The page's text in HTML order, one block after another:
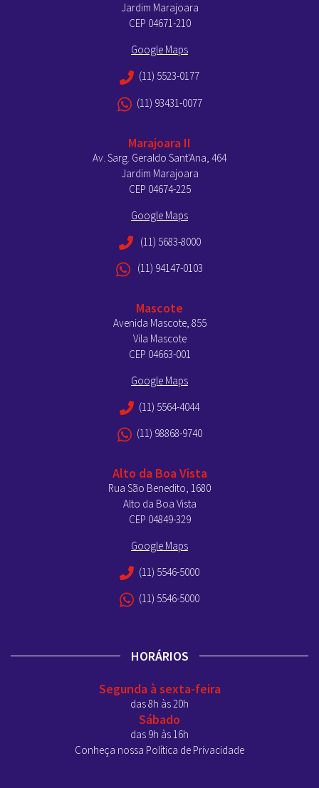
Jardim Marajoara
CEP 04671-210
Google Maps
(11) 5523-0177
(11) 93431-0077
Marajoara II
Av. Sarg. Geraldo Sant'Ana, 464
Jardim Marajoara
CEP 04674-225
Google Maps
(11) 5683-8000
(11) 94147-0103
Mascote
Avenida Mascote, 855
Vila Mascote
CEP 04663-001
Google Maps
(11) 5564-4044
(11) 98868-9740
Alto da Boa Vista
Rua São Benedito, 1680
Alto da Boa Vista
CEP 04849-329
Google Maps
(11) 5546-5000
(11) 5546-5000
HORÁRIOS
Segunda à sexta-feira
das 8h às 20h
Sábado
das 9h às 16h
Conheça nossa Política de Privacidade